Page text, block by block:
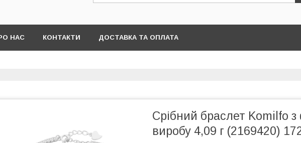
НАС КОНТАКТИ ДОСТАВКА ТА ОПЛАТА
Срібний браслет Komilfo з
виробу 4,09 г (2169420)